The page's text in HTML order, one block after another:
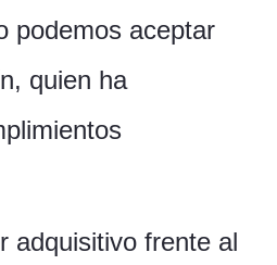
podemos aceptar
quien ha
adquisitivo frente al